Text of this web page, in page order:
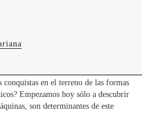
secreto que se halla oculto en la
conquistas en el terreno de las formas
Empezamos hoy sólo a descubrir
son determinantes de este